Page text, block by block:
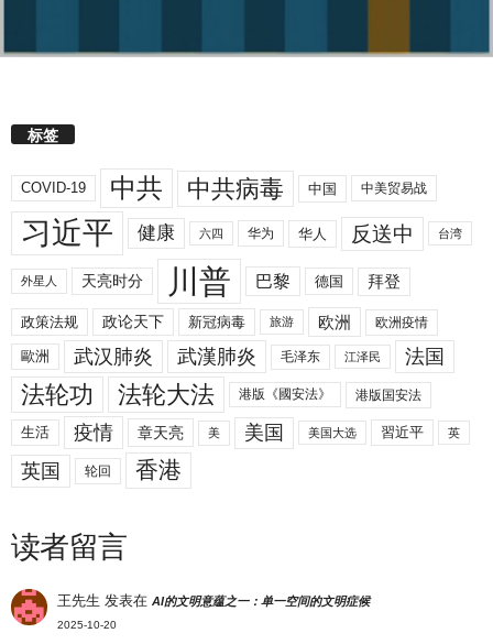
标签
COVID-19 中共 中共病毒 中国 中美贸易战
习近平 健康 六四 华为 华人 反送中 台湾
外星人 天亮时分 川普 巴黎 德国 拜登
政策法规 政论天下 新冠病毒 旅游 欧洲 欧洲疫情
歐洲 武汉肺炎 武漢肺炎 毛泽东 江泽民 法国
法轮功 法轮大法 港版《國安法》 港版国安法
生活 疫情 章天亮 美 美国 美国大选 習近平 英
英国 轮回 香港
读者留言
王先生 发表在AI的文明意蕴之一：单一空间的文明症候
2025-10-20